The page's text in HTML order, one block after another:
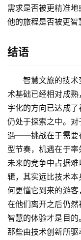
需求是否被更精准地
他的旅程是否被更智
结语
智慧文旅的技
术基础已经相对成
字化的方向已达成
仍处于探索之中。
遇——挑战在于需要
型节奏，机遇在于
未来的竞争中占据
辑，其实远比技术
何更懂它到来的游
在他们离开之后仍
智慧的体验才是目的
那些由技术创新所